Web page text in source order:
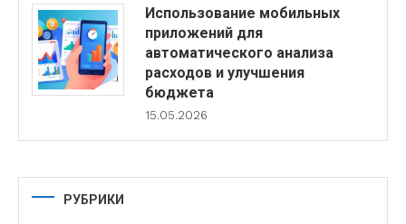
Использование мобильных
приложений для
автоматического анализа
расходов и улучшения
бюджета
15.05.2026
РУБРИКИ